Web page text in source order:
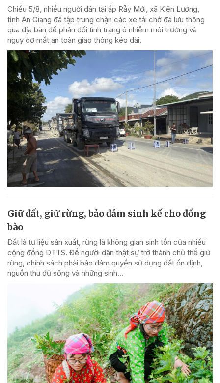
Chiều 5/8, nhiều người dân tại ấp Rẫy Mới, xã Kiên Lương,
tỉnh An Giang đã tập trung chặn các xe tải chở đá lưu thông
qua địa bàn để phản đối tình trạng ô nhiễm môi trường và
nguy cơ mất an toàn giao thông kéo dài.
Giữ đất, giữ rừng, bảo đảm sinh kế cho đồng
bào
Đất là tư liệu sản xuất, rừng là không gian sinh tồn của nhiều
cộng đồng DTTS. Để người dân thật sự trở thành chủ thể giữ
rừng, chính sách phải bảo đảm quyền sử dụng đất ổn định,
nguồn thu đủ sống và những sinh...